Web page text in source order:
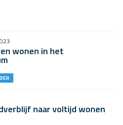
wonen in het
naar voltijd wonen